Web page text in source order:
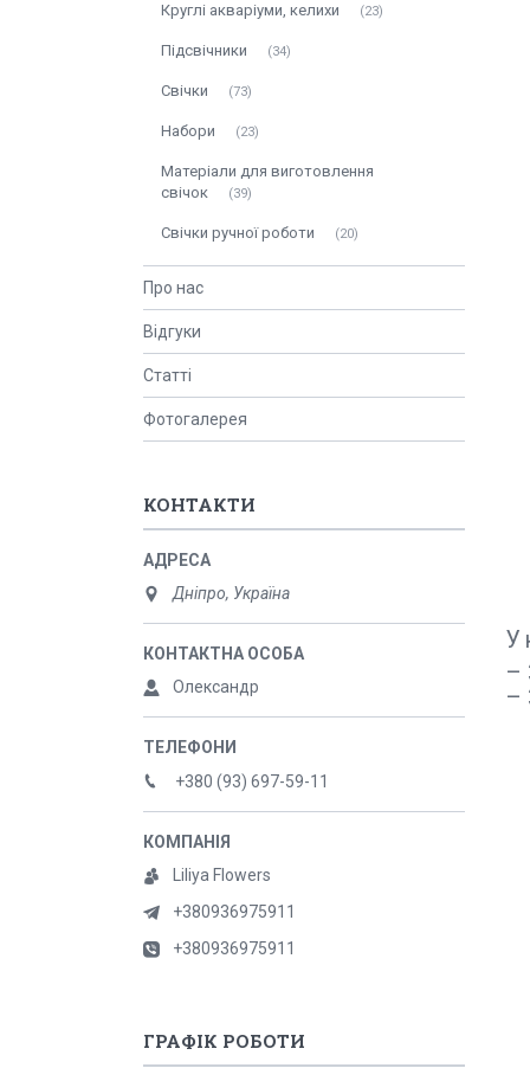
У
–
–
Круглі акваріуми, келихи 23
Підсвічники 34
Свічки 73
Набори 23
Матеріали для виготовлення
свічок
39
Свічки ручної роботи 20
Про нас
Відгуки
Статті
Фотогалерея
КОНТАКТИ
Дніпро, Україна
Олександр
+380 (93) 697-59-11
Liliya Flowers
+380936975911
+380936975911
ГРАФІК РОБОТИ